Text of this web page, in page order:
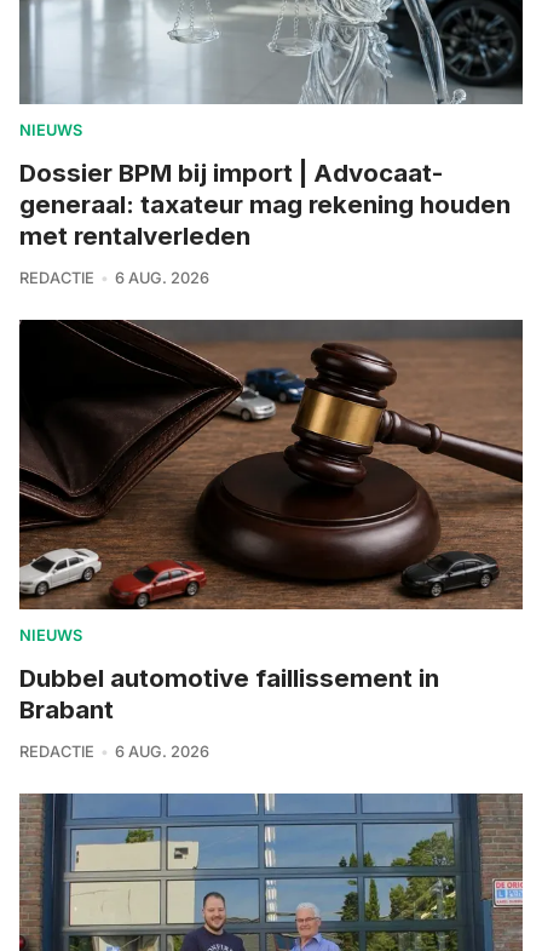
NIEUWS
Dossier BPM bij import | Advocaat-
generaal: taxateur mag rekening houden
met rentalverleden
REDACTIE 6 AUG. 2026
NIEUWS
Dubbel automotive faillissement in
Brabant
REDACTIE 6 AUG. 2026